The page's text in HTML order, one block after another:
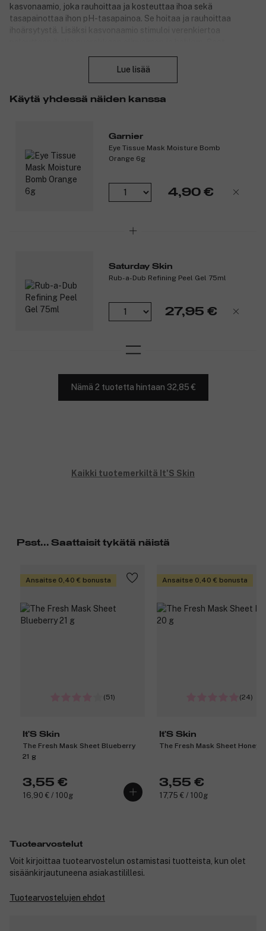
kasvonaamio, joka rauhoittaa ja kosteuttaa ihoa sekä
tasapainottaa ihon pH-tasapainoa. Se hoitaa ja rauhoittaa
ihoärsytystä. Lisäksi kasvonaamio stimuloi verenkiertoa
Lue lisää
Käytä yhdessä näiden kanssa
Garnier
Eye Tissue Mask Moisture Bomb
Orange 6g
4,90 €
Saturday Skin
Rub-a-Dub Refining Peel Gel 75ml
27,95 €
Nämä 2 tuotetta hintaan 32,85 €
Kaikki tuotemerkiltä It'S Skin
Psst... Saattaisit tykätä näistä
Ansaitse 0,40 € bonusta
(51)
It'S Skin
The Fresh Mask Sheet Blueberry
21 g
3,55 €
16,90 € / 100g
Ansaitse 0,40 € bonusta
(24)
It'S Skin
The Fresh Mask Sheet Honey
3,55 €
17,75 € / 100g
Tuotearvostelut
Voit kirjoittaa tuotearvostelun ostamistasi tuotteista, kun olet
sisäänkirjautuneena asiakastilillesi.
Tuotearvostelujen ehdot